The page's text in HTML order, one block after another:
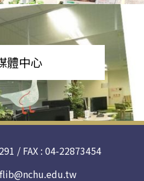
體中心
/ FAX : 04-22873454